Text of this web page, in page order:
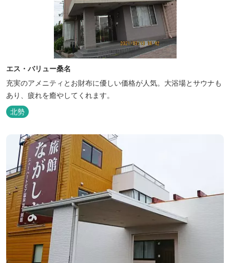
エス・バリュー桑名
充実のアメニティとお財布に優しい価格が人気。大浴場とサウナも
あり、疲れを癒やしてくれます。
北勢